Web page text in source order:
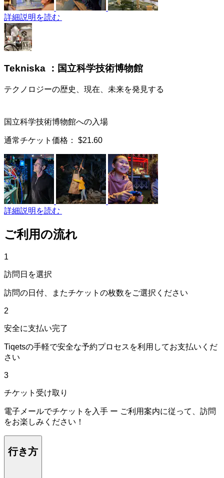
詳細説明を読む
Tekniska ：国立科学技術博物館
テクノロジーの歴史、現在、未来を発見する
国立科学技術博物館への入場
通常チケット価格： $21.60
詳細説明を読む
ご利用の流れ
1
訪問日を選択
訪問の日付、またチケットの枚数をご選択ください
2
安全に支払い完了
Tiqetsの手軽で安全な予約プロセスを利用してお支払いくだ
さい
3
チケット受け取り
電子メールでチケットを入手 ー ご利用案内に従って、訪問
をお楽しみください！
行き方